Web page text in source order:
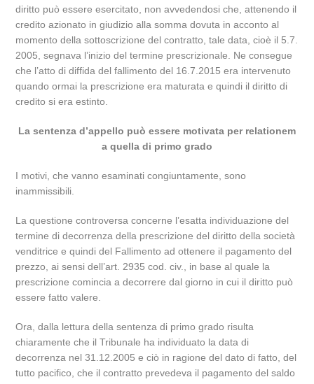
diritto può essere esercitato, non avvedendosi che, attenendo il
credito azionato in giudizio alla somma dovuta in acconto al
momento della sottoscrizione del contratto, tale data, cioè il 5.7.
2005, segnava l’inizio del termine prescrizionale. Ne consegue
che l’atto di diffida del fallimento del 16.7.2015 era intervenuto
quando ormai la prescrizione era maturata e quindi il diritto di
credito si era estinto.
La sentenza d’appello può essere motivata per relationem
a quella di primo grado
I motivi, che vanno esaminati congiuntamente, sono
inammissibili.
La questione controversa concerne l’esatta individuazione del
termine di decorrenza della prescrizione del diritto della società
venditrice e quindi del Fallimento ad ottenere il pagamento del
prezzo, ai sensi dell’art. 2935 cod. civ., in base al quale la
prescrizione comincia a decorrere dal giorno in cui il diritto può
essere fatto valere.
Ora, dalla lettura della sentenza di primo grado risulta
chiaramente che il Tribunale ha individuato la data di
decorrenza nel 31.12.2005 e ciò in ragione del dato di fatto, del
tutto pacifico, che il contratto prevedeva il pagamento del saldo